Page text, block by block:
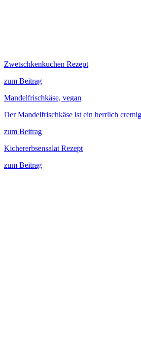
Zwetschkenkuchen Rezept
zum Beitrag
Mandelfrischkäse, vegan
Der Mandelfrischkäse ist ein herrlich
zum Beitrag
Kichererbsensalat Rezept
zum Beitrag